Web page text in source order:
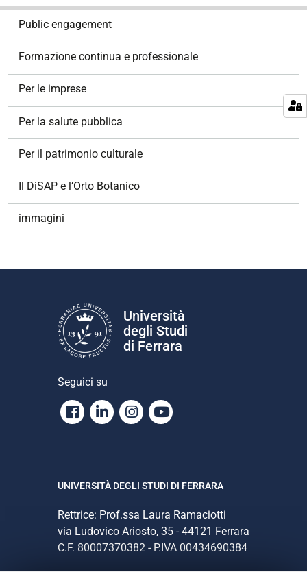
Public engagement
Formazione continua e professionale
Per le imprese
Per la salute pubblica
Per il patrimonio culturale
Il DiSAP e l’Orto Botanico
immagini
Università
degli Studi
di Ferrara
Seguici su
Facebook
LinkedinInstagram
Youtube
UNIVERSITÀ DEGLI STUDI DI FERRARA
Rettrice: Prof.ssa Laura Ramaciotti
via Ludovico Ariosto, 35 - 44121 Ferrara
C.F. 80007370382 - P.IVA 00434690384